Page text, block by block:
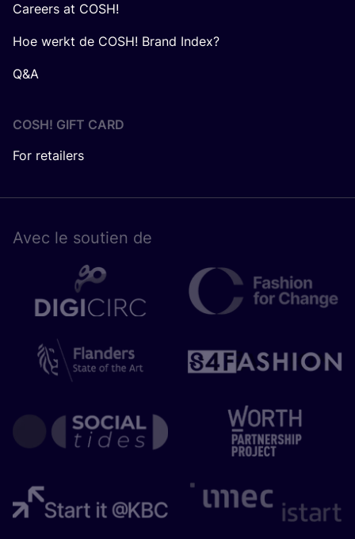
Careers at COSH!
Hoe werkt de COSH! Brand Index?
Q&A
COSH! GIFT CARD
For retailers
Avec le sou­tien de